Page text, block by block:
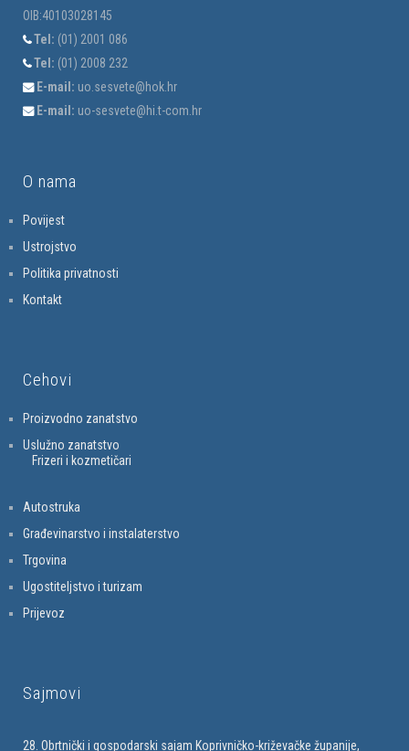
OIB:40103028145
Tel: (01) 2001 086
Tel: (01) 2008 232
E-mail: uo.sesvete@hok.hr
E-mail: uo-sesvete@hi.t-com.hr
O nama
Povijest
Ustrojstvo
Politika privatnosti
Kontakt
Cehovi
Proizvodno zanatstvo
Uslužno zanatstvo
Frizeri i kozmetičari
Autostruka
Građevinarstvo i instalaterstvo
Trgovina
Ugostiteljstvo i turizam
Prijevoz
Sajmovi
28. Obrtnički i gospodarski sajam Koprivničko-križevačke županije,